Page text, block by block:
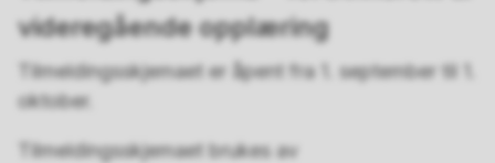
videregående opplæring
Tilmeldingsskjemaet er åpent fra 1. september til 1.
oktober.
Tilmeldingsskjemaet brukes av